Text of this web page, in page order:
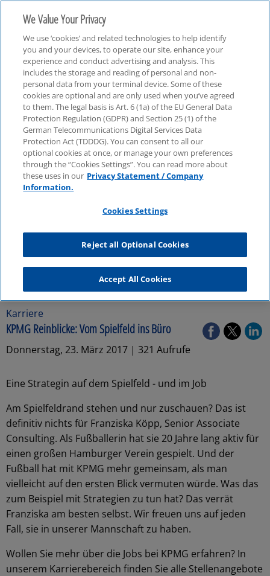
Karriere
Karriere
KPMG Reinblicke: Vom Spielfeld ins Büro
Donnerstag, 23. März 2017 | 321 Aufrufe
Eine Strategin auf dem Spielfeld - und im Job
Am Spielfeldrand stehen und nur zuschauen? Das ist
definitiv nichts für Franziska Köpp, Senior Associate
Consulting. Als Fußballerin hat sie 20 Jahre lang aktiv für
einen großen Hamburger Verein gespielt. Und der
Fußball hat mit KPMG mehr gemeinsam, als man
vielleicht auf den ersten Blick vermuten würde. Was das
zum Beispiel mit Strategien zu tun hat? Das verrät
Franziska am besten selbst. Wir freuen uns auf jeden
Fall, sie in unserer Mannschaft zu haben.
Wollen Sie mehr über die Jobs bei KPMG erfahren? In
unserem Karrierebereich finden Sie alle Stellenangebote
We Value Your Privacy
We use ‘cookies’ and related technologies to help identify
you and your devices, to operate our site, enhance your
experience and conduct advertising and analysis. This
includes the storage and reading of personal and non-
personal data from your terminal device. Some of these
cookies are optional and are only used when you’ve agreed
to them. The legal basis is Art. 6 (1a) of the EU General Data
Protection Regulation (GDPR) and Section 25 (1) of the
German Telecommunications Digital Services Data
Protection Act (TDDDG). You can consent to all our
optional cookies at once, or manage your own preferences
through the “Cookies Settings”. You can read more about
these uses in our Privacy Statement / Company
Information.
Cookies Settings
Reject all Optional Cookies
Accept All Cookies